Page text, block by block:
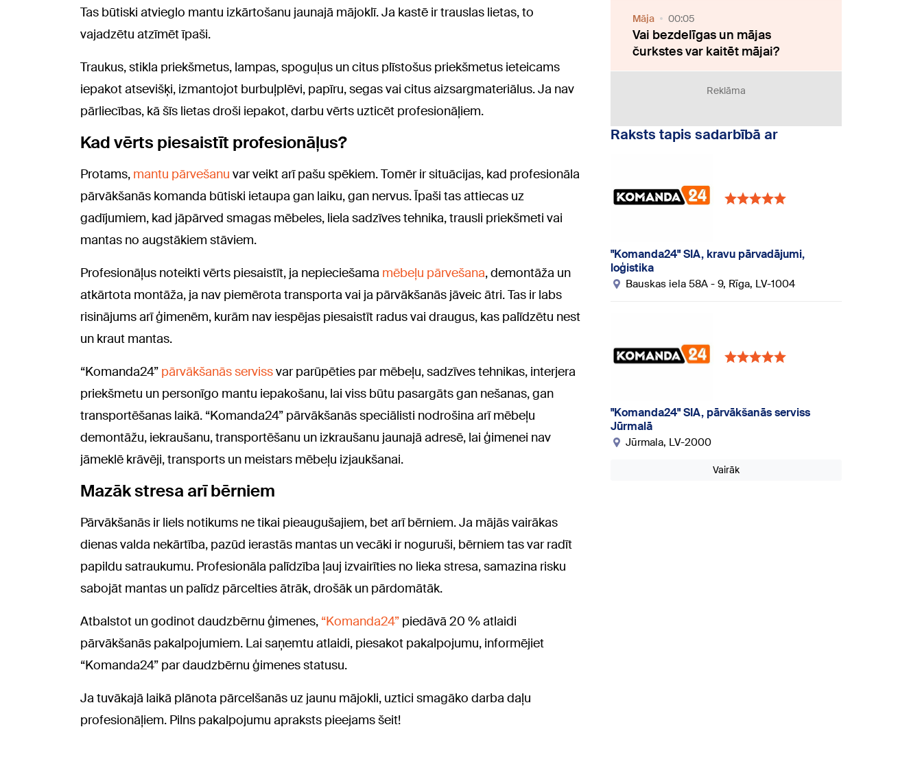
Tas būtiski atvieglo mantu izkārtošanu jaunajā mājoklī. Ja kastē ir trauslas lietas, to
vajadzētu atzīmēt īpaši.
Traukus, stikla priekšmetus, lampas, spoguļus un citus plīstošus priekšmetus ieteicams
iepakot atsevišķi, izmantojot burbuļplēvi, papīru, segas vai citus aizsargmateriālus. Ja nav
pārliecības, kā šīs lietas droši iepakot, darbu vērts uzticēt profesionāļiem.
Kad vērts piesaistīt profesionāļus?
Protams, mantu pārvešanu var veikt arī pašu spēkiem. Tomēr ir situācijas, kad profesionāla
pārvākšanās komanda būtiski ietaupa gan laiku, gan nervus. Īpaši tas attiecas uz
gadījumiem, kad jāpārved smagas mēbeles, liela sadzīves tehnika, trausli priekšmeti vai
mantas no augstākiem stāviem.
Profesionāļus noteikti vērts piesaistīt, ja nepieciešama mēbeļu pārvešana, demontāža un
atkārtota montāža, ja nav piemērota transporta vai ja pārvākšanās jāveic ātri. Tas ir labs
risinājums arī ģimenēm, kurām nav iespējas piesaistīt radus vai draugus, kas palīdzētu nest
un kraut mantas.
“Komanda24” pārvākšanās servissvar parūpēties par mēbeļu, sadzīves tehnikas, interjera
priekšmetu un personīgo mantu iepakošanu, lai viss būtu pasargāts gan nešanas, gan
transportēšanas laikā. “Komanda24” pārvākšanās speciālisti nodrošina arī mēbeļu
demontāžu, iekraušanu, transportēšanu un izkraušanu jaunajā adresē, lai ģimenei nav
jāmeklē krāvēji, transports un meistars mēbeļu izjaukšanai.
Mazāk stresa arī bērniem
Pārvākšanās ir liels notikums ne tikai pieaugušajiem, bet arī bērniem. Ja mājās vairākas
dienas valda nekārtība, pazūd ierastās mantas un vecāki ir noguruši, bērniem tas var radīt
papildu satraukumu. Profesionāla palīdzība ļauj izvairīties no lieka stresa, samazina risku
sabojāt mantas un palīdz pārcelties ātrāk, drošāk un pārdomātāk.
Atbalstot un godinot daudzbērnu ģimenes, “Komanda24” piedāvā 20 % atlaidi
pārvākšanās pakalpojumiem. Lai saņemtu atlaidi, piesakot pakalpojumu, informējiet
“Komanda24” par daudzbērnu ģimenes statusu.
Ja tuvākajā laikā plānota pārcelšanās uz jaunu mājokli, uztici smagāko darba daļu
profesionāļiem. Pilns pakalpojumu apraksts pieejams šeit!
Māja 00:05
Vai bezdelīgas un mājas
čurkstes var kaitēt mājai?
Reklāma
Raksts tapis sadarbībā ar
"Komanda24" SIA, kravu pārvadājumi,
loģistika
Bauskas iela 58A - 9, Rīga, LV-1004
"Komanda24" SIA, pārvākšanās serviss
Jūrmalā
Jūrmala, LV-2000
Vairāk